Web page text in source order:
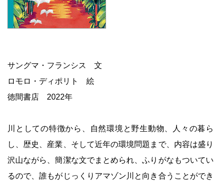
サングマ・フランシス 文
ロモロ・ディポリト 絵
徳間書店 2022年
川としての特徴から、自然環境と野生動物、人々の暮ら
し、歴史、産業、そして近年の環境問題まで、内容は盛り
沢山ながら、簡潔な文でまとめられ、ふりがなもついてい
るので、誰もがじっくりアマゾン川と向き合うことができ